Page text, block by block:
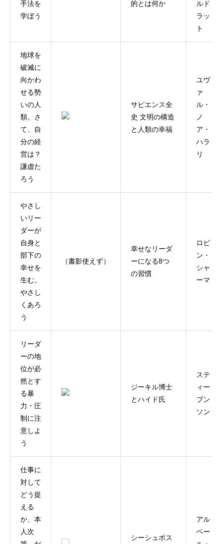
手法を
学ぼう
的とは何か
ルド
ラッ
ト
地球を
破滅に
向かわ
せる勢
いの人
類。さ
て、自
分の経
営は？
謙虚た
ろう
サピエンス全
史 文明の構造
と人類の幸福
ユヴ
ァ
ル・
ノ
ア・
ハラ
リ
やさし
いリー
ダーが
自身と
部下の
幸せを
生む。
やさし
くあろ
う
（書影使えず）
幸せなリーダ
ーになる8つ
の習慣
ロビ
ン・
シャ
ーマ
リーダ
ーの地
位が必
然とす
る暴
力・圧
制に注
意しよ
う
ジーキル博士
とハイド氏
ステ
ィー
ブン
ソン
仕事に
対して
どう捉
える
か、本
人次
シーシュポス
アル
ベー